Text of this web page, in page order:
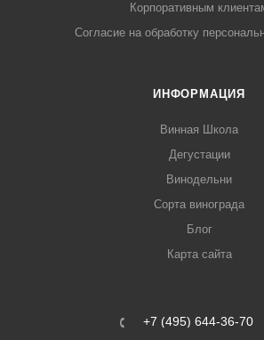
Корпоративным
Согласие на обработку
ИНФОРМАЦИЯ
Винная Школа
Дегустации
Винодельни
Сорта винограда
Блог
Карта сайта
+7 (495) 644-36-70